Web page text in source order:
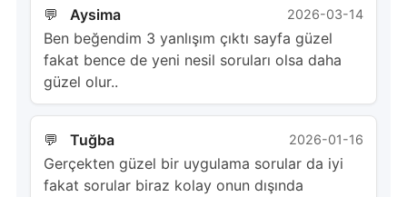
Aysima 2026-03-14
Ben beğendim 3 yanlışım çıktı sayfa güzel
fakat bence de yeni nesil soruları olsa daha
güzel olur..
Tuğba 2026-01-16
Gerçekten güzel bir uygulama sorular da iyi
fakat sorular biraz kolay onun dışında